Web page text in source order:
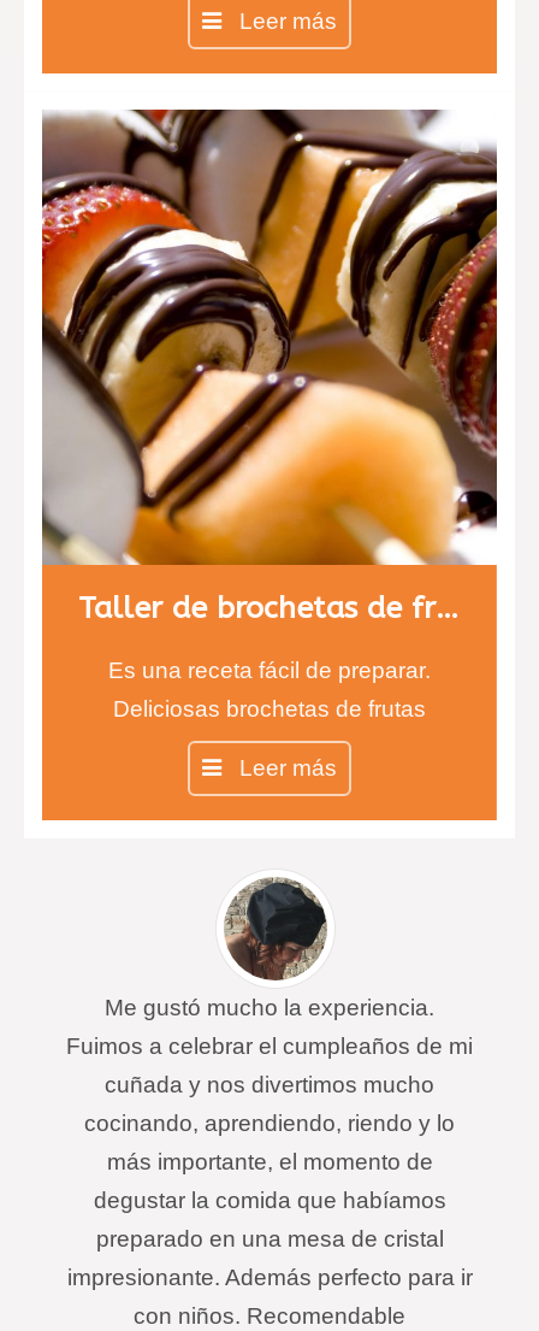
todas las técnicas para realizar las
galletas más ricas y divertidas.
Leer más
Taller de brochetas de fruta con chocolate
Es una receta fácil de preparar.
Deliciosas brochetas de frutas
cubiertas de chocolate negro y
blanco. Los más pequeños estarán
encantados de comer fruta con
sabor a chocolate. Aprenderán a
degustar nuevos sabores y texturas
que alegrarán sus paladares.
Leer más
Me gustó mucho la experiencia.
Fuimos a celebrar el cumpleaños de mi
cuñada y nos divertimos mucho
cocinando, aprendiendo, riendo y lo
más importante, el momento de
degustar la comida que habíamos
preparado en una mesa de cristal
impresionante. Además perfecto para ir
con niños. Recomendable